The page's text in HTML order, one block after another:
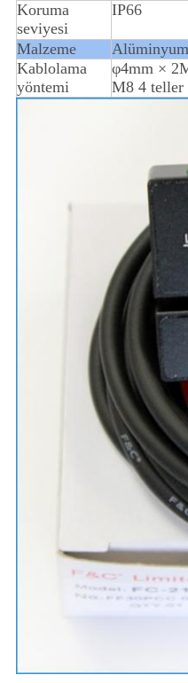
Koruma
seviyesi
IP66
Malzeme
Kablolama
yöntemi
φ4mm ×
M8 4 teller